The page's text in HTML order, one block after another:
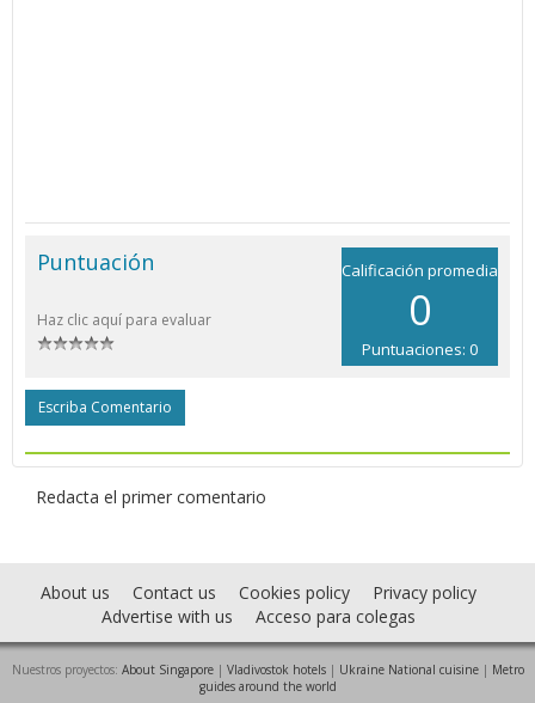
Calificación promedia
0
Puntuaciones: 0
Puntuación
Haz clic aquí para evaluar
Escriba Comentario
Redacta el primer comentario
About us Contact us Cookies policy
Privacy policy
Advertise with us
Acceso para colegas
Nuestros proyectos: About Singapore| Vladivostok hotels| Ukraine National cuisine| Metro
guides around the world